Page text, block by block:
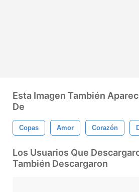
Esta Imagen También
De
Copas Amor Corazón
Los Usuarios Que
También Descargaron